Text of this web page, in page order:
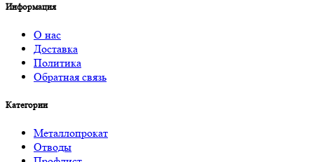
Информация
О нас
Доставка
Политика
Обратная связь
Категории
Металлопрокат
Отводы